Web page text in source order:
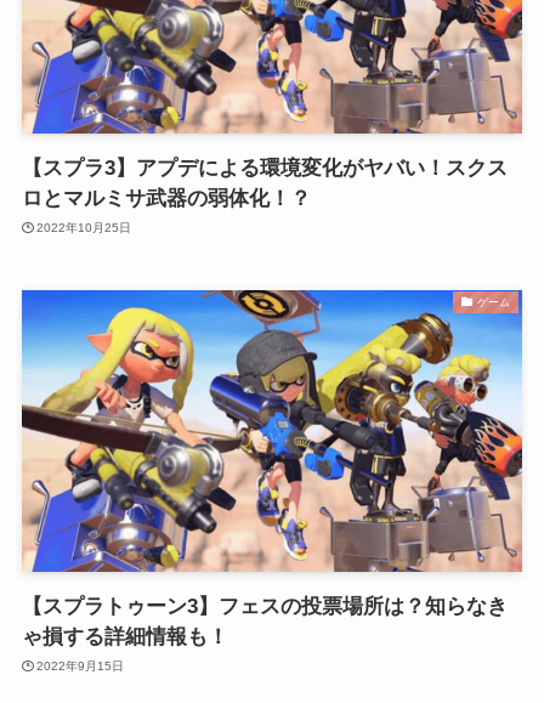
【スプラ3】アプデによる環境変化がヤバい！スクス
ロとマルミサ武器の弱体化！？
2022年10月25日
ゲーム
【スプラトゥーン3】フェスの投票場所は？知らなき
ゃ損する詳細情報も！
2022年9月15日